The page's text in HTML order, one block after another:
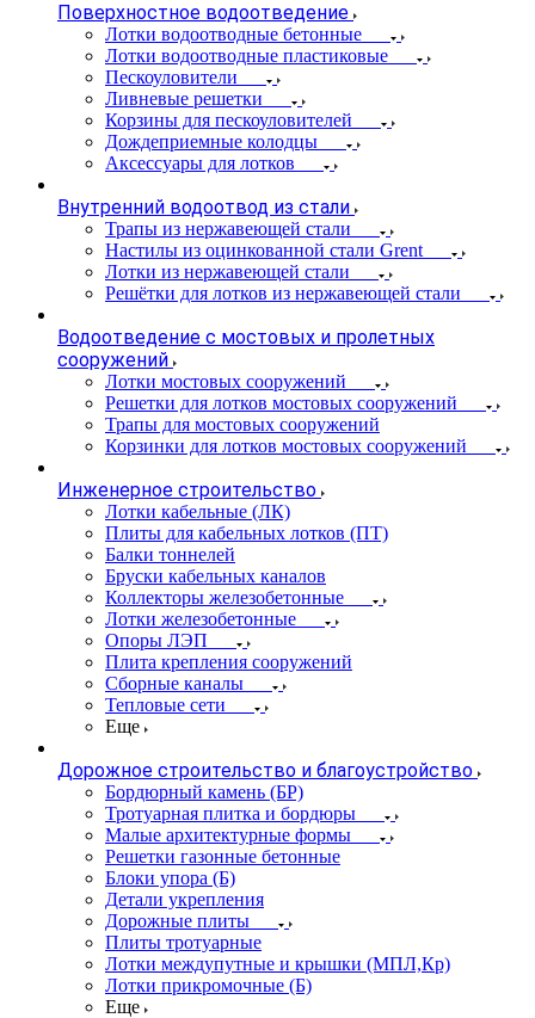
Поверхностное водоотведение
Лотки водоотводные бетонные
Лотки водоотводные пластиковые
Пескоуловители
Ливневые решетки
Корзины для пескоуловителей
Дождеприемные колодцы
Аксессуары для лотков
Внутренний водоотвод из стали
Трапы из нержавеющей стали
Настилы из оцинкованной стали Grent
Лотки из нержавеющей стали
Решётки для лотков из нержавеющей стали
Водоотведение с мостовых и пролетных
сооружений
Лотки мостовых сооружений
Решетки для лотков мостовых сооружений
Трапы для мостовых сооружений
Корзинки для лотков мостовых сооружений
Инженерное строительство
Лотки кабельные (ЛК)
Плиты для кабельных лотков (ПТ)
Балки тоннелей
Бруски кабельных каналов
Коллекторы железобетонные
Лотки железобетонные
Опоры ЛЭП
Плита крепления сооружений
Сборные каналы
Тепловые сети
Еще
Дорожное строительство и благоустройство
Бордюрный камень (БР)
Тротуарная плитка и бордюры
Малые архитектурные формы
Решетки газонные бетонные
Блоки упора (Б)
Детали укрепления
Дорожные плиты
Плиты тротуарные
Лотки междупутные и крышки (МПЛ,Кр)
Лотки прикромочные (Б)
Еще